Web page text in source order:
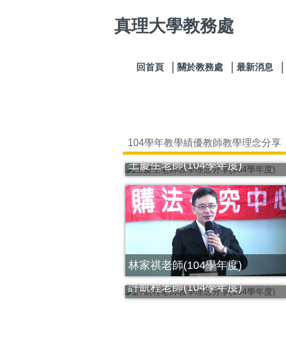
真理大學教務處
回首頁 關於教務處 最新消息
104學年教學績優教師教學理念分享
王慶生老師(104學年度)
林家祺老師(104學年度)
許凱程老師(104學年度)